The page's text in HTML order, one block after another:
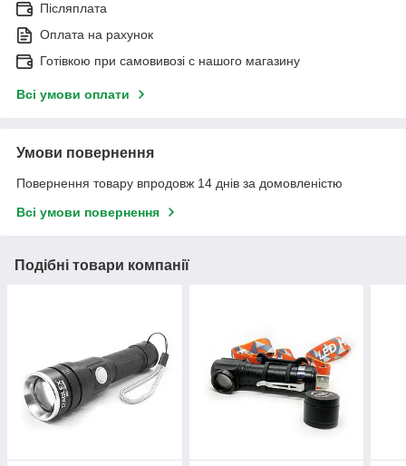
Післяплата
Оплата на рахунок
Готівкою при самовивозі c нашого магазину
Всі умови оплати
Умови повернення
Повернення товару впродовж 14 днів за домовленістю
Всі умови повернення
Подібні товари компанії